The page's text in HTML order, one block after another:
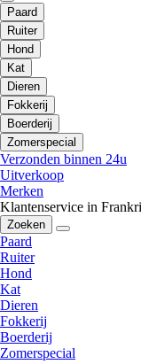
Paard
Ruiter
Hond
Kat
Dieren
Fokkerij
Boerderij
Zomerspecial
Verzonden binnen 24u
Uitverkoop
Merken
Klantenservice in
Zoeken
Paard
Ruiter
Hond
Kat
Dieren
Fokkerij
Boerderij
Zomerspecial